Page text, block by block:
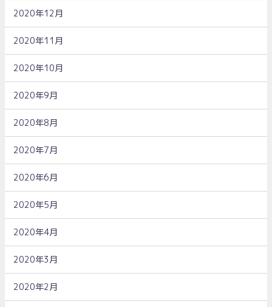
2020年12月
2020年11月
2020年10月
2020年9月
2020年8月
2020年7月
2020年6月
2020年5月
2020年4月
2020年3月
2020年2月